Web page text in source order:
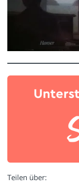
Teilen über: